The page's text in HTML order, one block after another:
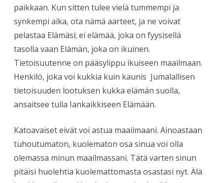
paikkaan. Kun sitten tulee vielä tummempi ja
synkempi aika, ota nämä aarteet, ja ne voivat
pelastaa Elämäsi; ei elämää, joka on fyysisellä
tasolla vaan Elämän, joka on ikuinen.
Tietoisuutenne on pääsylippu ikuiseen maailmaan.
Henkilö, joka voi kukkia kuin kaunis Jumalallisen
tietoisuuden lootuksen kukka elämän suolla,
ansaitsee tulla Iankaikkiseen Elämään.
Katoavaiset eivät voi astua maailmaani. Ainoastaan
tuhoutumaton, kuolematon osa sinua voi olla
olemassa minun maailmassani. Tätä varten sinun
pitäisi huolehtia kuolemattomasta osastasi nyt. Älä